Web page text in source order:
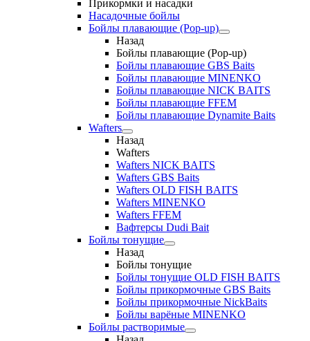
Прикормки и насадки
Насадочные бойлы
Бойлы плавающие (Pop-up)
Назад
Бойлы плавающие (Pop-up)
Бойлы плавающие GBS Baits
Бойлы плавающие MINENKO
Бойлы плавающие NICK BAITS
Бойлы плавающие FFEM
Бойлы плавающие Dynamite Baits
Wafters
Назад
Wafters
Wafters NICK BAITS
Wafters GBS Baits
Wafters OLD FISH BAITS
Wafters MINENKO
Wafters FFEM
Вафтерсы Dudi Bait
Бойлы тонущие
Назад
Бойлы тонущие
Бойлы тонущие OLD FISH BAITS
Бойлы прикормочные GBS Baits
Бойлы прикормочные NickBaits
Бойлы варёные MINENKO
Бойлы растворимые